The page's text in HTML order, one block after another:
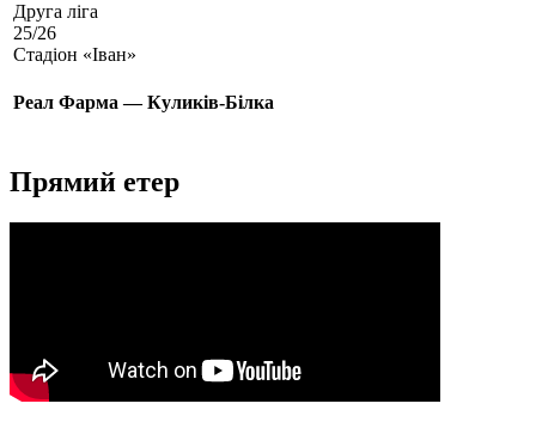
Друга ліга
25/26
Стадіон «Іван»
Реал Фарма — Куликів-Білка
Прямий етер